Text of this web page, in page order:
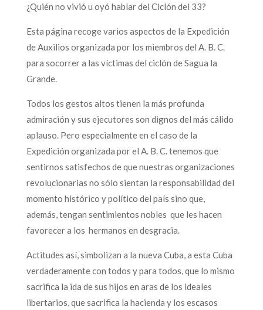
¿Quién no vivió u oyó hablar del Ciclón del 33?
Esta página recoge varios aspectos de la Expedición
de Auxilios organizada por los miembros del A. B. C.
para socorrer a las víctimas del ciclón de Sagua la
Grande.
Todos los gestos altos tienen la más profunda
admiración y sus ejecutores son dignos del más cálido
aplauso. Pero especialmente en el caso de la
Expedición organizada por el A. B. C. tenemos que
sentirnos satisfechos de que nuestras organizaciones
revolucionarias no sólo sientan la responsabilidad del
momento histórico y político del país sino que,
además, tengan sentimientos nobles que les hacen
favorecer a los hermanos en desgracia.
Actitudes así, simbolizan a la nueva Cuba, a esta Cuba
verdaderamente con todos y para todos, que lo mismo
sacrifica la ida de sus hijos en aras de los ideales
libertarios, que sacrifica la hacienda y los escasos